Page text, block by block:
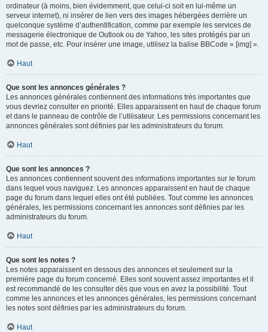
ordinateur (à moins, bien évidemment, que celui-ci soit en lui-même un
serveur internet), ni insérer de lien vers des images hébergées derrière un
quelconque système d’authentification, comme par exemple les services de
messagerie électronique de Outlook ou de Yahoo, les sites protégés par un
mot de passe, etc. Pour insérer une image, utilisez la balise BBCode « [img] ».
Haut
Que sont les annonces générales ?
Les annonces générales contiennent des informations très importantes que
vous devriez consulter en priorité. Elles apparaissent en haut de chaque forum
et dans le panneau de contrôle de l’utilisateur. Les permissions concernant les
annonces générales sont définies par les administrateurs du forum.
Haut
Que sont les annonces ?
Les annonces contiennent souvent des informations importantes sur le forum
dans lequel vous naviguez. Les annonces apparaissent en haut de chaque
page du forum dans lequel elles ont été publiées. Tout comme les annonces
générales, les permissions concernant les annonces sont définies par les
administrateurs du forum.
Haut
Que sont les notes ?
Les notes apparaissent en dessous des annonces et seulement sur la
première page du forum concerné. Elles sont souvent assez importantes et il
est recommandé de les consulter dès que vous en avez la possibilité. Tout
comme les annonces et les annonces générales, les permissions concernant
les notes sont définies par les administrateurs du forum.
Haut